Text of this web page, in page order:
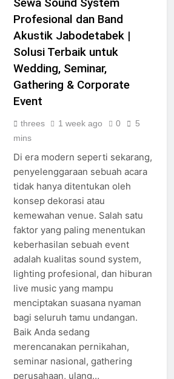
Sewa Sound System
Profesional dan Band
Akustik Jabodetabek |
Solusi Terbaik untuk
Wedding, Seminar,
Gathering & Corporate
threes
Di era modern seperti sekarang,
penyelenggaraan sebuah acara
tidak hanya ditentukan oleh
konsep dekorasi atau
kemewahan venue. Salah satu
faktor yang paling menentukan
keberhasilan sebuah event
adalah kualitas sound system,
lighting profesional, dan hiburan
live music yang mampu
menciptakan suasana nyaman
bagi seluruh tamu undangan.
Baik Anda sedang
merencanakan pernikahan,
seminar nasional, gathering